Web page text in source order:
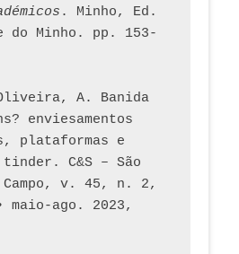
. Minho, Ed.
do Minho. pp. 153-
A. Banida
enviesamentos
plataformas e
C&S – São
Campo, v. 45, n. 2,
maio-ago. 2023,